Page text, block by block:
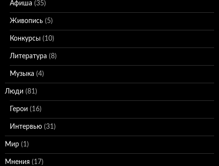
Афиша (35)
Живопись (5)
Конкурсы (10)
Литература (8)
Музыка (4)
Люди (81)
Герои (16)
Интервью (31)
Мир (1)
Мнения (17)